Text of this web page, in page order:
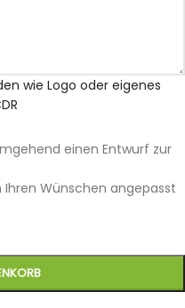
wie Logo oder eigenes
einen Entwurf zur
Wünschen angepasst